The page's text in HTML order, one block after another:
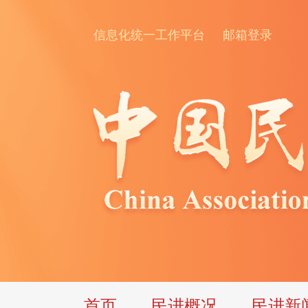
信息化统一工作平台 邮箱登录